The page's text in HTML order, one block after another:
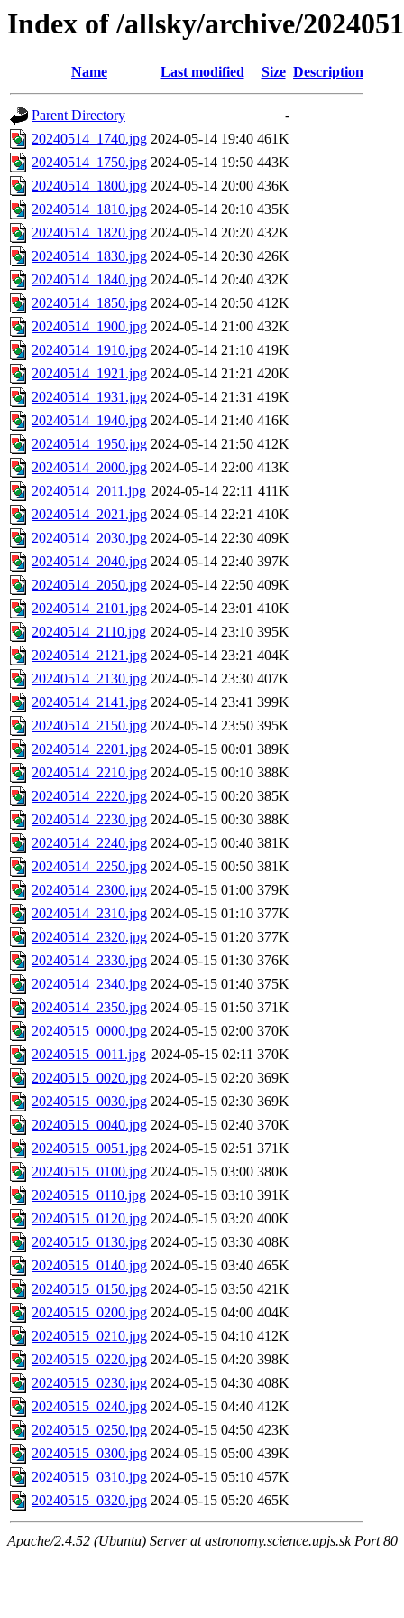
Index of /allsky/archive/
Name Last modified Size Description
Parent Directory
-
20240514_1740.jpg 2024-05-14 19:40 461K
20240514_1750.jpg 2024-05-14 19:50 443K
20240514_1800.jpg 2024-05-14 20:00 436K
20240514_1810.jpg 2024-05-14 20:10 435K
20240514_1820.jpg 2024-05-14 20:20 432K
20240514_1830.jpg 2024-05-14 20:30 426K
20240514_1840.jpg 2024-05-14 20:40 432K
20240514_1850.jpg 2024-05-14 20:50 412K
20240514_1900.jpg 2024-05-14 21:00 432K
20240514_1910.jpg 2024-05-14 21:10 419K
20240514_1921.jpg 2024-05-14 21:21 420K
20240514_1931.jpg 2024-05-14 21:31 419K
20240514_1940.jpg 2024-05-14 21:40 416K
20240514_1950.jpg 2024-05-14 21:50 412K
20240514_2000.jpg 2024-05-14 22:00 413K
20240514_2011.jpg 2024-05-14 22:11 411K
20240514_2021.jpg 2024-05-14 22:21 410K
20240514_2030.jpg 2024-05-14 22:30 409K
20240514_2040.jpg 2024-05-14 22:40 397K
20240514_2050.jpg 2024-05-14 22:50 409K
20240514_2101.jpg 2024-05-14 23:01 410K
20240514_2110.jpg 2024-05-14 23:10 395K
20240514_2121.jpg 2024-05-14 23:21 404K
20240514_2130.jpg 2024-05-14 23:30 407K
20240514_2141.jpg 2024-05-14 23:41 399K
20240514_2150.jpg 2024-05-14 23:50 395K
20240514_2201.jpg 2024-05-15 00:01 389K
20240514_2210.jpg 2024-05-15 00:10 388K
20240514_2220.jpg 2024-05-15 00:20 385K
20240514_2230.jpg 2024-05-15 00:30 388K
20240514_2240.jpg 2024-05-15 00:40 381K
20240514_2250.jpg 2024-05-15 00:50 381K
20240514_2300.jpg 2024-05-15 01:00 379K
20240514_2310.jpg 2024-05-15 01:10 377K
20240514_2320.jpg 2024-05-15 01:20 377K
20240514_2330.jpg 2024-05-15 01:30 376K
20240514_2340.jpg 2024-05-15 01:40 375K
20240514_2350.jpg 2024-05-15 01:50 371K
20240515_0000.jpg 2024-05-15 02:00 370K
20240515_0011.jpg 2024-05-15 02:11 370K
20240515_0020.jpg 2024-05-15 02:20 369K
20240515_0030.jpg 2024-05-15 02:30 369K
20240515_0040.jpg 2024-05-15 02:40 370K
20240515_0051.jpg 2024-05-15 02:51 371K
20240515_0100.jpg 2024-05-15 03:00 380K
20240515_0110.jpg 2024-05-15 03:10 391K
20240515_0120.jpg 2024-05-15 03:20 400K
20240515_0130.jpg 2024-05-15 03:30 408K
20240515_0140.jpg 2024-05-15 03:40 465K
20240515_0150.jpg 2024-05-15 03:50 421K
20240515_0200.jpg 2024-05-15 04:00 404K
20240515_0210.jpg 2024-05-15 04:10 412K
20240515_0220.jpg 2024-05-15 04:20 398K
20240515_0230.jpg 2024-05-15 04:30 408K
20240515_0240.jpg 2024-05-15 04:40 412K
20240515_0250.jpg 2024-05-15 04:50 423K
20240515_0300.jpg 2024-05-15 05:00 439K
20240515_0310.jpg 2024-05-15 05:10 457K
20240515_0320.jpg 2024-05-15 05:20 465K
Apache/2.4.52 (Ubuntu) Server at astronomy.science.upjs.sk Port 80